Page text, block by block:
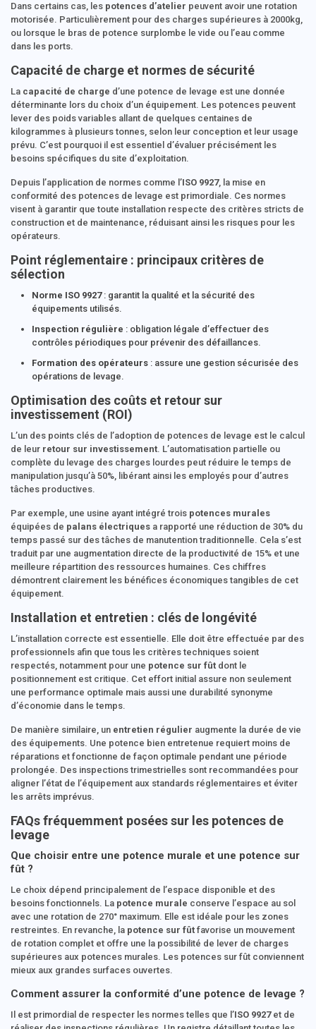
Dans certains cas, les potences d’atelier peuvent avoir une rotation
motorisée. Particulièrement pour des charges supérieures à 2000kg,
ou lorsque le bras de potence surplombe le vide ou l’eau comme
dans les ports.
Capacité de charge et normes de sécurité
La capacité de charge d’une potence de levage est une donnée
déterminante lors du choix d’un équipement. Les potences peuvent
lever des poids variables allant de quelques centaines de
kilogrammes à plusieurs tonnes, selon leur conception et leur usage
prévu. C’est pourquoi il est essentiel d’évaluer précisément les
besoins spécifiques du site d’exploitation.
Depuis l’application de normes comme l’ISO 9927, la mise en
conformité des potences de levage est primordiale. Ces normes
visent à garantir que toute installation respecte des critères stricts de
construction et de maintenance, réduisant ainsi les risques pour les
opérateurs.
Point réglementaire : principaux critères de
sélection
Norme ISO 9927: garantit la qualité et la sécurité des
équipements utilisés.
Inspection régulière : obligation légale d’effectuer des
contrôles périodiques pour prévenir des défaillances.
Formation des opérateurs : assure une gestion sécurisée des
opérations de levage.
Optimisation des coûts et retour sur
investissement (ROI)
L’un des points clés de l’adoption de potences de levage est le calcul
de leur retour sur investissement. L’automatisation partielle ou
complète du levage des charges lourdes peut réduire le temps de
manipulation jusqu’à 50%, libérant ainsi les employés pour d’autres
tâches productives.
Par exemple, une usine ayant intégré trois potences murales
équipées de palans électriques a rapporté une réduction de 30% du
temps passé sur des tâches de manutention traditionnelle. Cela s’est
traduit par une augmentation directe de la productivité de 15% et une
meilleure répartition des ressources humaines. Ces chiffres
démontrent clairement les bénéfices économiques tangibles de cet
équipement.
Installation et entretien : clés de longévité
L’installation correcte est essentielle. Elle doit être effectuée par des
professionnels afin que tous les critères techniques soient
respectés, notamment pour une potence sur fût dont le
positionnement est critique. Cet effort initial assure non seulement
une performance optimale mais aussi une durabilité synonyme
d’économie dans le temps.
De manière similaire, un entretien régulier augmente la durée de vie
des équipements. Une potence bien entretenue requiert moins de
réparations et fonctionne de façon optimale pendant une période
prolongée. Des inspections trimestrielles sont recommandées pour
aligner l’état de l’équipement aux standards réglementaires et éviter
les arrêts imprévus.
FAQs fréquemment posées sur les potences de
levage
Que choisir entre une potence murale et une potence sur
fût ?
Le choix dépend principalement de l’espace disponible et des
besoins fonctionnels. La potence murale conserve l’espace au sol
avec une rotation de 270° maximum. Elle est idéale pour les zones
restreintes. En revanche, la potence sur fût favorise un mouvement
de rotation complet et offre une la possibilité de lever de charges
supérieures aux potences murales. Les potences sur fût conviennent
mieux aux grandes surfaces ouvertes.
Comment assurer la conformité d’une potence de levage ?
Il est primordial de respecter les normes telles que l’ISO 9927et de